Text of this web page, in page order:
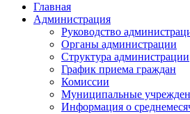
Главная
Администрация
Руководство
Органы администрации
Структура администрации
График приема граждан
Комиссии
Муниципальные
Информация о